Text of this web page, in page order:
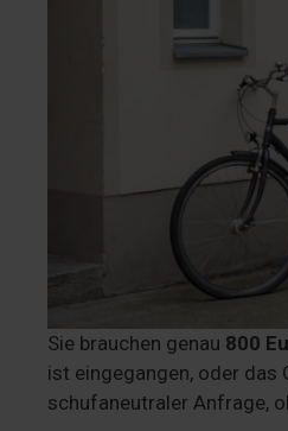
Sie brauchen genau 800
ist eingegangen, oder das
schufaneutraler Anfrage,